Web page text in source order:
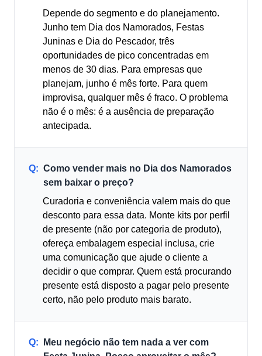
Depende do segmento e do planejamento.
Junho tem Dia dos Namorados, Festas
Juninas e Dia do Pescador, três
oportunidades de pico concentradas em
menos de 30 dias. Para empresas que
planejam, junho é mês forte. Para quem
improvisa, qualquer mês é fraco. O problema
não é o mês: é a ausência de preparação
antecipada.
Q: Como vender mais no Dia dos Namorados
sem baixar o preço?
Curadoria e conveniência valem mais do que
desconto para essa data. Monte kits por perfil
de presente (não por categoria de produto),
ofereça embalagem especial inclusa, crie
uma comunicação que ajude o cliente a
decidir o que comprar. Quem está procurando
presente está disposto a pagar pelo presente
certo, não pelo produto mais barato.
Q:
Meu negócio não tem nada a ver com